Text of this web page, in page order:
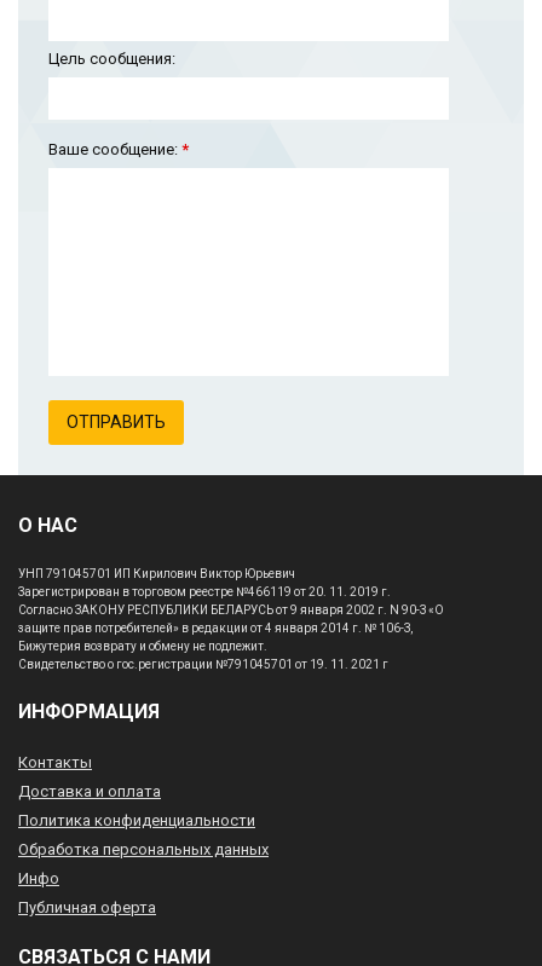
Цель сообщения:
Ваше сообщение: *
ОТПРАВИТЬ
О НАС
УНП 791045701 ИП Кирилович Виктор Юрьевич
Зарегистрирован в торговом реестре №466119 от 20. 11. 2019 г.
Согласно ЗАКОНУ РЕСПУБЛИКИ БЕЛАРУСЬ от 9 января 2002 г. N 90-З «О
защите прав потребителей» в редакции от 4 января 2014 г. № 106-З,
Бижутерия возврату и обмену не подлежит.
Свидетельство о гос.регистрации №791045701 от 19. 11. 2021 г
ИНФОРМАЦИЯ
Контакты
Доставка и оплата
Политика конфиденциальности
Обработка персональных данных
Инфо
Публичная оферта
СВЯЗАТЬСЯ С НАМИ